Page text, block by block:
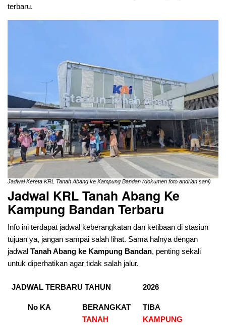
terbaru.
Jadwal Kereta KRL Tanah Abang ke Kampung Bandan (dokumen foto andrian sani)
Jadwal KRL Tanah Abang Ke
Kampung Bandan Terbaru
Info ini terdapat jadwal keberangkatan dan ketibaan di stasiun
tujuan ya, jangan sampai salah lihat. Sama halnya dengan
jadwal Tanah Abang ke Kampung Bandan, penting sekali
untuk diperhatikan agar tidak salah jalur.
JADWAL TERBARU TAHUN 2026
No KA
BERANGKAT
TANAH
TIBA
KAMPUNG